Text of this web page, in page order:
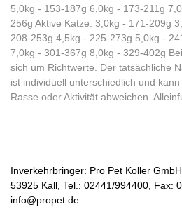
5,0kg - 153-187g 6,0kg - 173-211g
256g Aktive Katze: 3,0kg - 171-209g
208-253g 4,5kg - 225-273g 5,0kg -
7,0kg - 301-367g 8,0kg - 329-402g
sich um Richtwerte. Der tatsächliche
ist individuell unterschiedlich und
Rasse oder Aktivität abweichen.
Inverkehrbringer: Pro Pet Koller
53925 Kall, Tel.: 02441/994400, Fax:
info@propet.de